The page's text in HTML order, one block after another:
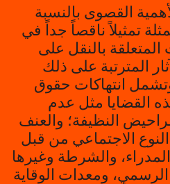
القصوى بالنسبة
تمثيلاً ناقصاً جداً في
بالنقل على
المترتبة على ذلك
انتهاكات حقوق
القضايا مثل عدم
النظيفة؛ والعنف
الاجتماعي من قبل
والشرطة وغيرها
ومعدات الوقاية